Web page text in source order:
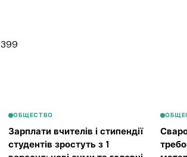
399
ОБЩЕСТВО
Зарплати вчителів і стипендії
студентів зростуть з 1